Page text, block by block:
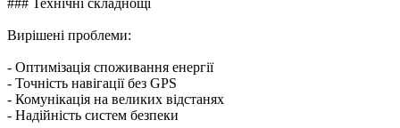
Вирішені проблеми:
- Оптимізація споживання енергії
- Точність навігації без GPS
- Комунікація на великих відстанях
- Надійність систем безпеки